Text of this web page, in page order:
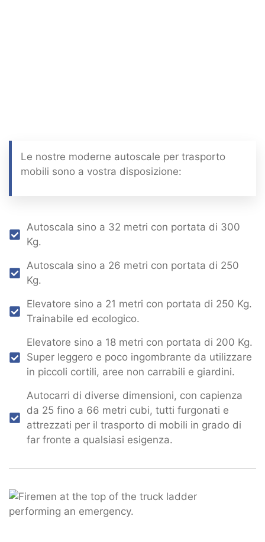
Le nostre moderne autoscale per trasporto
mobili sono a vostra disposizione:
Autoscala sino a 32 metri con portata di 300
Kg.
Autoscala sino a 26 metri con portata di 250
Kg.
Elevatore sino a 21 metri con portata di 250 Kg.
Trainabile ed ecologico.
Elevatore sino a 18 metri con portata di 200 Kg.
Super leggero e poco ingombrante da utilizzare
in piccoli cortili, aree non carrabili e giardini.
Autocarri di diverse dimensioni, con capienza
da 25 fino a 66 metri cubi, tutti furgonati e
attrezzati per il trasporto di mobili in grado di
far fronte a qualsiasi esigenza.